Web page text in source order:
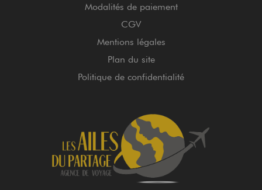
Modalités de paiement
CGV
Mentions légales
Plan du site
Politique de confidentialité